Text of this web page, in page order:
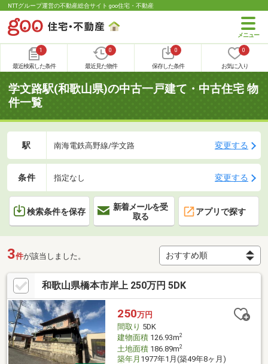
NTTグループ運営の不動産総合サイト goo住宅・不動産
1
最近検索した条件
0
最近見た物件
0
保存した条件
0
お気に入り
学文路駅(和歌山県)の中古一戸建て・中古住宅 物
件一覧
駅 南海電鉄高野線/学文路 変更する
条件 指定なし 変更する
検索条件を保存
新着メールを受
取る
アプリで探す
3件が該当しました。
和歌山県橋本市岸上 250万円 5DK
250万円
間取り 5DK
建物面積126.93m2
土地面積186.89m2
築年月 1977年1月(築49年8ヶ月)